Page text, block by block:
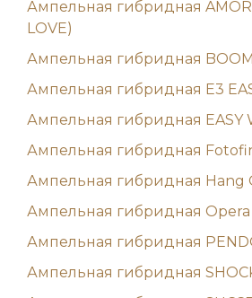
Ампельная гибридная
LOVE)
Ампельная гибридная BOOM
Ампельная гибридная E3
Ампельная гибридная EASY
Ампельная гибридная
Ампельная гибридная Hang
Ампельная гибридная
Ампельная гибридная
Ампельная гибридная